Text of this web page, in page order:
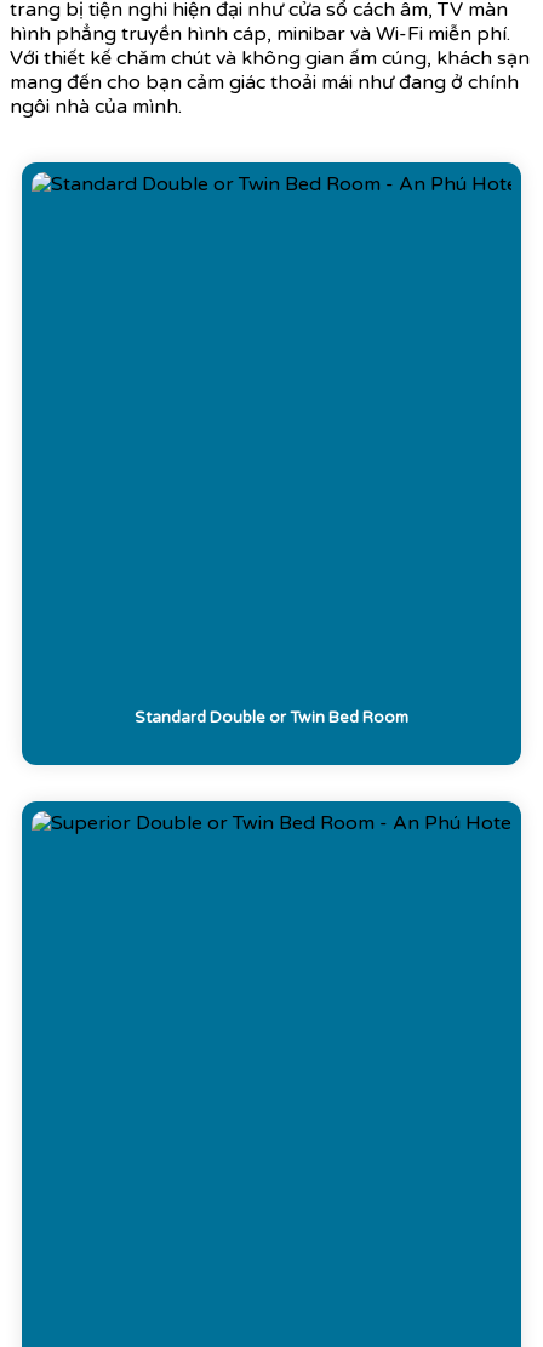
trang bị tiện nghi hiện đại như cửa sổ cách âm, TV màn
hình phẳng truyền hình cáp, minibar và Wi-Fi miễn phí.
Với thiết kế chăm chút và không gian ấm cúng, khách sạn
mang đến cho bạn cảm giác thoải mái như đang ở chính
ngôi nhà của mình.
Standard Double or Twin Bed Room